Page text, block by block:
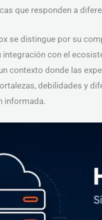
que responden a
se distingue por su
integración con el
contexto donde las
debilidades y
informada.